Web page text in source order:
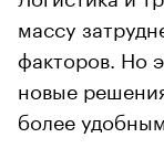
массу
факторов. Но
новые
более